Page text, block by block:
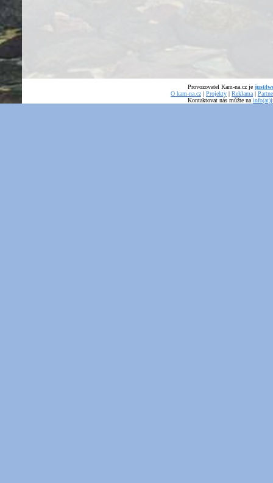
Provozovatel Kam-na.cz je
O kam-na.cz | Projekty | Reklama |
Kontaktovat nás můžte na